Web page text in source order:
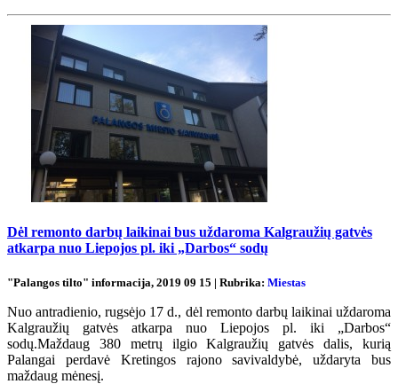
Dėl remonto darbų laikinai bus uždaroma Kalgraužių gatvės
atkarpa nuo Liepojos pl. iki „Darbos“ sodų
"Palangos tilto" informacija, 2019 09 15 | Rubrika: Miestas
Nuo antradienio, rugsėjo 17 d., dėl remonto darbų laikinai uždaroma
Kalgraužių gatvės atkarpa nuo Liepojos pl. iki „Darbos“
sodų.Maždaug 380 metrų ilgio Kalgraužių gatvės dalis, kurią
Palangai perdavė Kretingos rajono savivaldybė, uždaryta bus
maždaug mėnesį.